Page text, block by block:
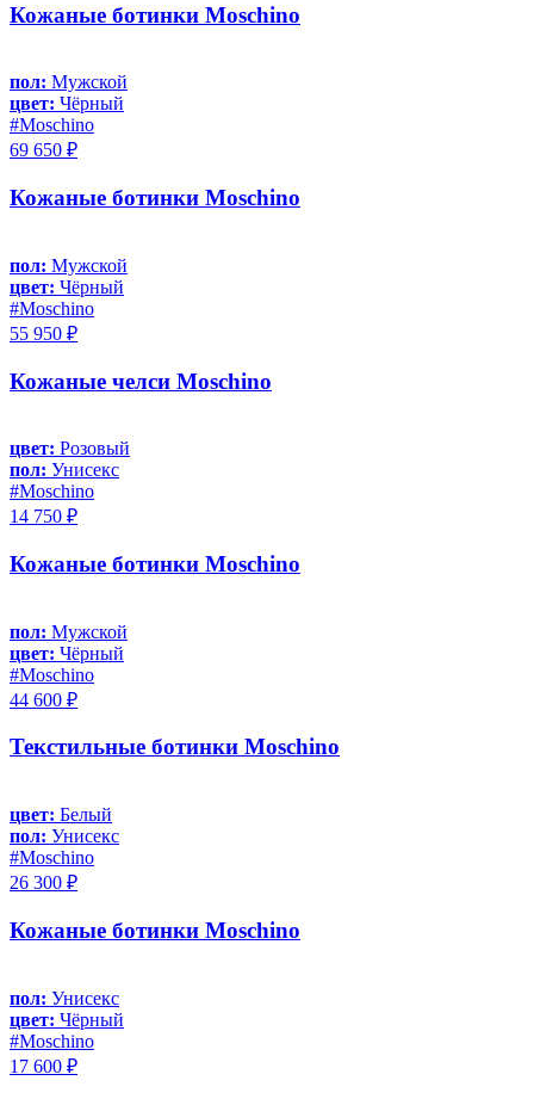
Кожаные ботинки Moschino
пол: Мужской
цвет: Чёрный
#Moschino
69 650 ₽
Кожаные ботинки Moschino
пол: Мужской
цвет: Чёрный
#Moschino
55 950 ₽
Кожаные челси Moschino
цвет: Розовый
пол: Унисекс
#Moschino
14 750 ₽
Кожаные ботинки Moschino
пол: Мужской
цвет: Чёрный
#Moschino
44 600 ₽
Текстильные ботинки Moschino
цвет: Белый
пол: Унисекс
#Moschino
26 300 ₽
Кожаные ботинки Moschino
пол: Унисекс
цвет: Чёрный
#Moschino
17 600 ₽